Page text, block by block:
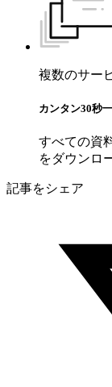
複数のサー
カンタン30秒
すべての資
をダウンロ
記事をシェア